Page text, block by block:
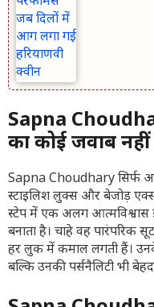
Sapna
का कोई जवाब नहीं
Sapna Choudhary सिर्फ
स्टाइलिश लुक्स और बेजोड़
स्टेप में एक अलग आत्मविश्वास
बनाता है। चाहे वह पारंपरिक
हर लुक में कमाल लगती हैं।
बल्कि उनकी पर्सनैलिटी भी